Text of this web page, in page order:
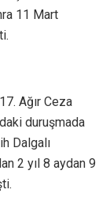
11 Mart
Ağır Ceza
duruşmada
Dalgalı
2 yıl 8 aydan 9